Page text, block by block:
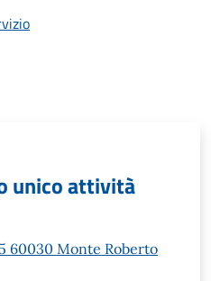
unico attività
60030 Monte Roberto